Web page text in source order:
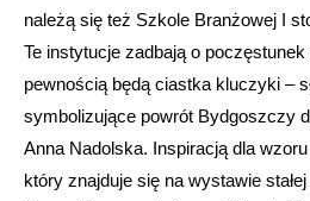
należą się też Szkole Branżowej I
Te instytucje zadbają o
pewnością będą ciastka kluczyki –
symbolizujące powrót Bydgoszczy
Anna Nadolska. Inspiracją dla
który znajduje się na wystawie